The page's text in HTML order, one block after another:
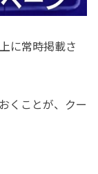
に常時掲載さ
くことが、クー